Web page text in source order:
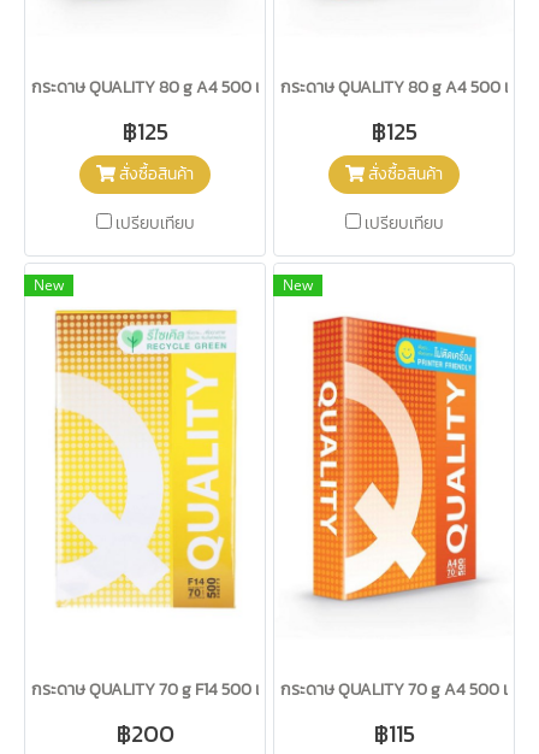
กระดาษ QUALITY 80 g A4 500 แผ่น ม่วง
฿125
สั่งซื้อสินค้า
เปรียบเทียบ
กระดาษ QUALITY 80 g A4 500 แผ่
฿125
สั่งซื้อสินค้า
เปรียบเทียบ
New
กระดาษ QUALITY 70 g F14 500 แผ่น
฿200
New
กระดาษ QUALITY 70 g A4 500 แผ่น
฿115